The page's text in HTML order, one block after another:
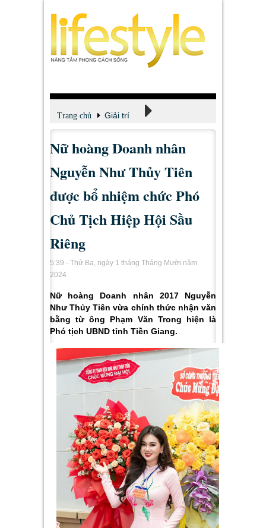
Trang chủ Giải trí
Xem - Nghe - Đọc
Nữ hoàng Doanh nhân
Nguyễn Như Thủy Tiên
được bổ nhiệm chức Phó
Chủ Tịch Hiệp Hội Sầu
Riêng
5:39 - Thứ Ba, ngày 1 tháng Tháng Mười năm
2024
Nữ hoàng Doanh nhân 2017 Nguyễn
Như Thủy Tiên vừa chính thức nhận văn
bằng từ ông Phạm Văn Trong hiện là
Phó tịch UBND tỉnh Tiền Giang.